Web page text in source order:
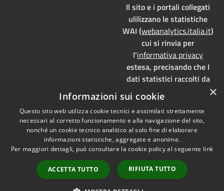
Il sito e i portali collegati
ulilizzano le statistiche
WAI (webanalytics.italia.it)
cui si rinvia per
l'informativa privacy
estesa, precisando che I
dati statistici raccolti da
WAI vengono memorizzati
su server dedicati,
localizzati in Italia e ad uso
esclusivo della pubblica
amministrazione. WAI è
pienamente aderente alla
normativa GDPR e, grazie
all'anonimizzazione dei
dati, è
×
Informazioni sui cookie
Questo sito web utilizza cookie tecnici e assimilati strettamente
necessari al corretto funzionamento e alla navigazione del sito,
nonché un cookie tecnico analitico al solo fine di elaborare
informazioni statistiche, aggregate e anonime.
Per maggiori dettagli, può consultare la cookie policy al seguente link
ACCETTA TUTTO RIFIUTA TUTTO